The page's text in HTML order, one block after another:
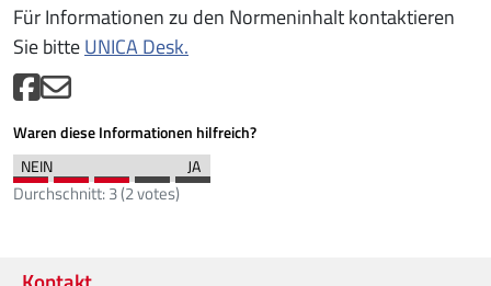
Für Informationen zu den Normeninhalt kontaktieren
Sie bitteUNICA Desk.
Waren diese Informationen hilfreich?
Durchschnitt:3(2votes)